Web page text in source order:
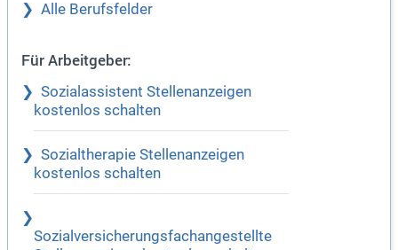
Alle Berufsfelder
Für Arbeitgeber:
Sozialassistent Stellenanzeigen
kostenlos schalten
Sozialtherapie Stellenanzeigen
kostenlos schalten
Sozialversicherungsfachangestellte